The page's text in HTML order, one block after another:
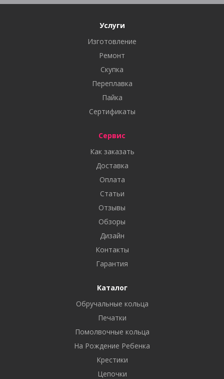
Услуги
Изготовление
Ремонт
Скупка
Переплавка
Пайка
Сертификаты
Сервис
Как заказать
Доставка
Оплата
Статьи
Отзывы
Обзоры
Дизайн
Контакты
Гарантия
Каталог
Обручальные кольца
Печатки
Помолвочные кольца
На Рождение Ребенка
Крестики
Цепочки